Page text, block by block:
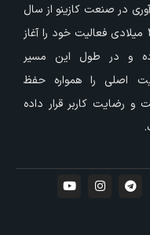
در صنعت کازینو از سال
۲۰۱۵ میلادی فعالیت خود را آغاز
و در طول این مسیر
اصلی را همواره حفظ
و رضایت کاربر قرار داده